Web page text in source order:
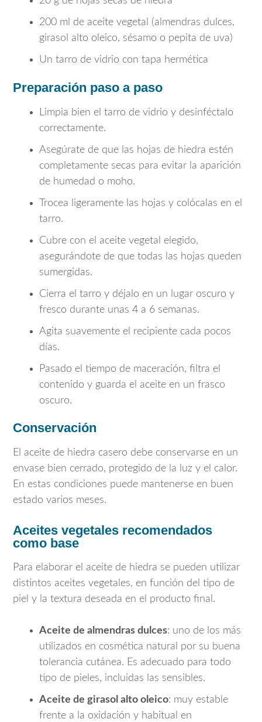
200 ml de aceite vegetal (almendras dulces,
girasol alto oleico, sésamo o pepita de uva)
Un tarro de vidrio con tapa hermética
Preparación paso a paso
Limpia bien el tarro de vidrio y desinféctalo
correctamente.
Asegúrate de que las hojas de hiedra estén
completamente secas para evitar la aparición
de humedad o moho.
Trocea ligeramente las hojas y colócalas en el
tarro.
Cubre con el aceite vegetal elegido,
asegurándote de que todas las hojas queden
sumergidas.
Cierra el tarro y déjalo en un lugar oscuro y
fresco durante unas 4 a 6 semanas.
Agita suavemente el recipiente cada pocos
días.
Pasado el tiempo de maceración, filtra el
contenido y guarda el aceite en un frasco
oscuro.
Conservación
El aceite de hiedra casero debe conservarse en un
envase bien cerrado, protegido de la luz y el calor.
En estas condiciones puede mantenerse en buen
estado varios meses.
Aceites vegetales recomendados
como base
Para elaborar el aceite de hiedra se pueden utilizar
distintos aceites vegetales, en función del tipo de
piel y la textura deseada en el producto final.
Aceite de almendras dulces: uno de los más
utilizados en cosmética natural por su buena
tolerancia cutánea. Es adecuado para todo
tipo de pieles, incluidas las sensibles.
Aceite de girasol alto oleico: muy estable
frente a la oxidación y habitual en